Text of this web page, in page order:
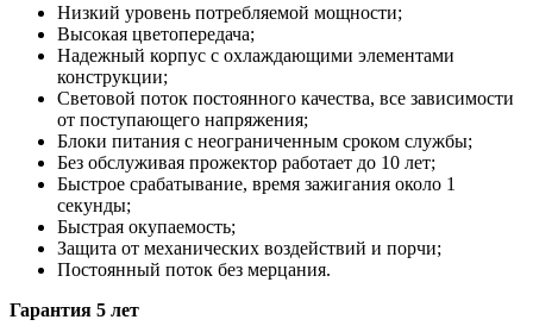
Низкий уровень потребляемой мощности;
Высокая цветопередача;
Надежный корпус с охлаждающими элементами
конструкции;
Световой поток постоянного качества, все зависимости
от поступающего напряжения;
Блоки питания с неограниченным сроком службы;
Без обслуживая прожектор работает до 10 лет;
Быстрое срабатывание, время зажигания около 1
секунды;
Быстрая окупаемость;
Защита от механических воздействий и порчи;
Постоянный поток без мерцания.
Гарантия 5 лет